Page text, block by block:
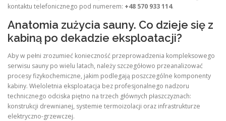
kontaktu telefonicznego pod numerem: +48 570 933 114.
Anatomia zużycia sauny. Co dzieje się z
kabiną po dekadzie eksploatacji?
Aby w pełni zrozumieć konieczność przeprowadzenia kompleksowego
serwisu sauny po wielu latach, należy szczegółowo przeanalizować
procesy fizykochemiczne, jakim podlegają poszczególne komponenty
kabiny. Wieloletnia eksploatacja bez profesjonalnego nadzoru
technicznego odciska piętno na trzech głównych płaszczyznach:
konstrukcji drewnianej, systemie termoizolacji oraz infrastrukturze
elektryczno-grzewczej.